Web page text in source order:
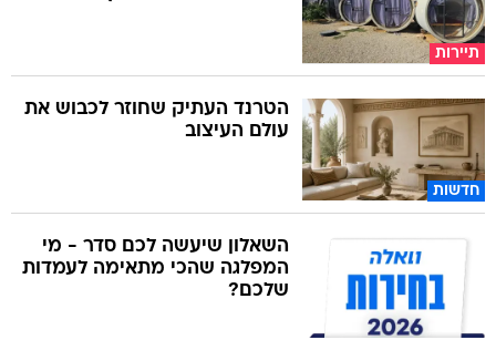
תיירות
חדשות
הטרנד העתיק שחוזר לכבוש את
עולם העיצוב
השאלון שיעשה לכם סדר - מי
המפלגה שהכי מתאימה לעמדות
שלכם?